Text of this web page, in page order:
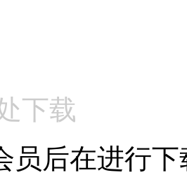
下载
员后在进行下